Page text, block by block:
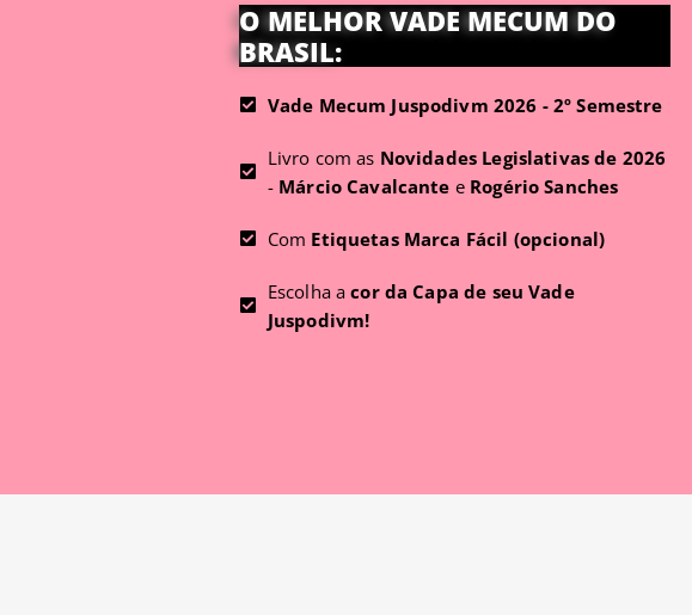
O MELHOR VADE MECUM DO
BRASIL:
Vade Mecum Juspodivm 2026 - 2º Semestre
Livro com as Novidades Legislativas de 2026
- Márcio Cavalcante e Rogério Sanches
Com Etiquetas Marca Fácil (opcional)
Escolha acor da Capa de seu Vade
Juspodivm!